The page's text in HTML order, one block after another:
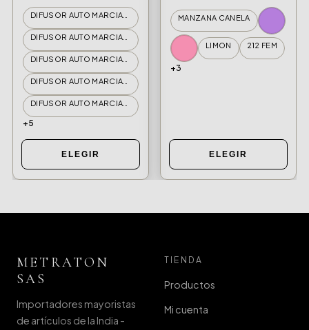
+5
ELEGIR
MANZANA CANELA
LIMON 212 FEM
+3
ELEGIR
METRATON
SAS
Importadores mayoristas
de artículos de la India -
TIENDA
Productos
Mi cuenta